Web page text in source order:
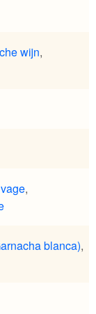
wijn,
,
blanca),